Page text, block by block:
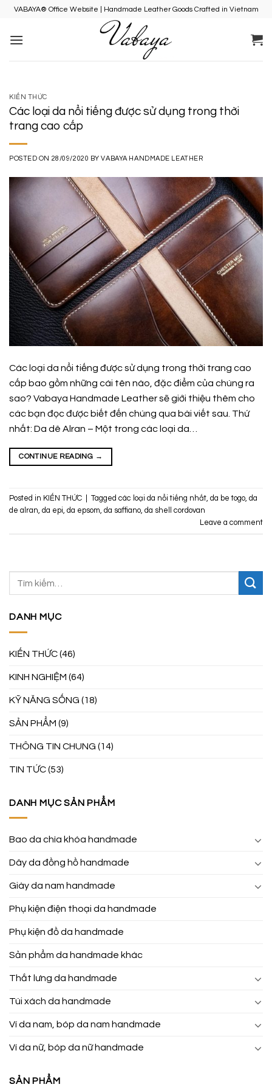
Skip
content
VABAYA® Office Website | Handmade Leather Goods Crafted in Vietnam
DANH MỤC
KIẾN THỨC(46)
KINH NGHIỆM (64)
KỸ NĂNG SỐNG (18)
SẢN PHẨM (9)
THÔNG TIN CHUNG (14)
TIN TỨC(53)
DANH MỤC SẢN PHẨM
Bao da chìa khóa handmade
Dây da đồng hồ handmade
Giày da nam handmade
Phụ kiện điện thoại da handmade
Phụ kiện đồ da handmade
Sản phẩm da handmade khác
Thắt lưng da handmade
Túi xách da handmade
Ví da nam, bóp da nam handmade
Ví da nữ, bóp da nữ handmade
SẢN PHẨM
KIẾN THỨC
Các loại da nổi tiếng được sử dụng trong thời
trang cao cấp
POSTED ON 28/09/2020 BYVABAYA HANDMADE LEATHER
Các loại da nổi tiếng được sử dụng trong thời trang cao
cấp bao gồm những cái tên nào, đặc điểm của chúng ra
sao? Vabaya Handmade Leather sẽ giới thiệu thêm cho
các bạn đọc được biết đến chúng qua bài viết sau. Thứ
nhất: Da dê Alran – Một trong các loại da…
CONTINUE READING →
Posted in KIẾN THỨC Tagged các loại da nổi tiếng nhất, da be togo, da
de alran, da epi, da epsom, da saffiano, da shell cordovan
Leave a comment